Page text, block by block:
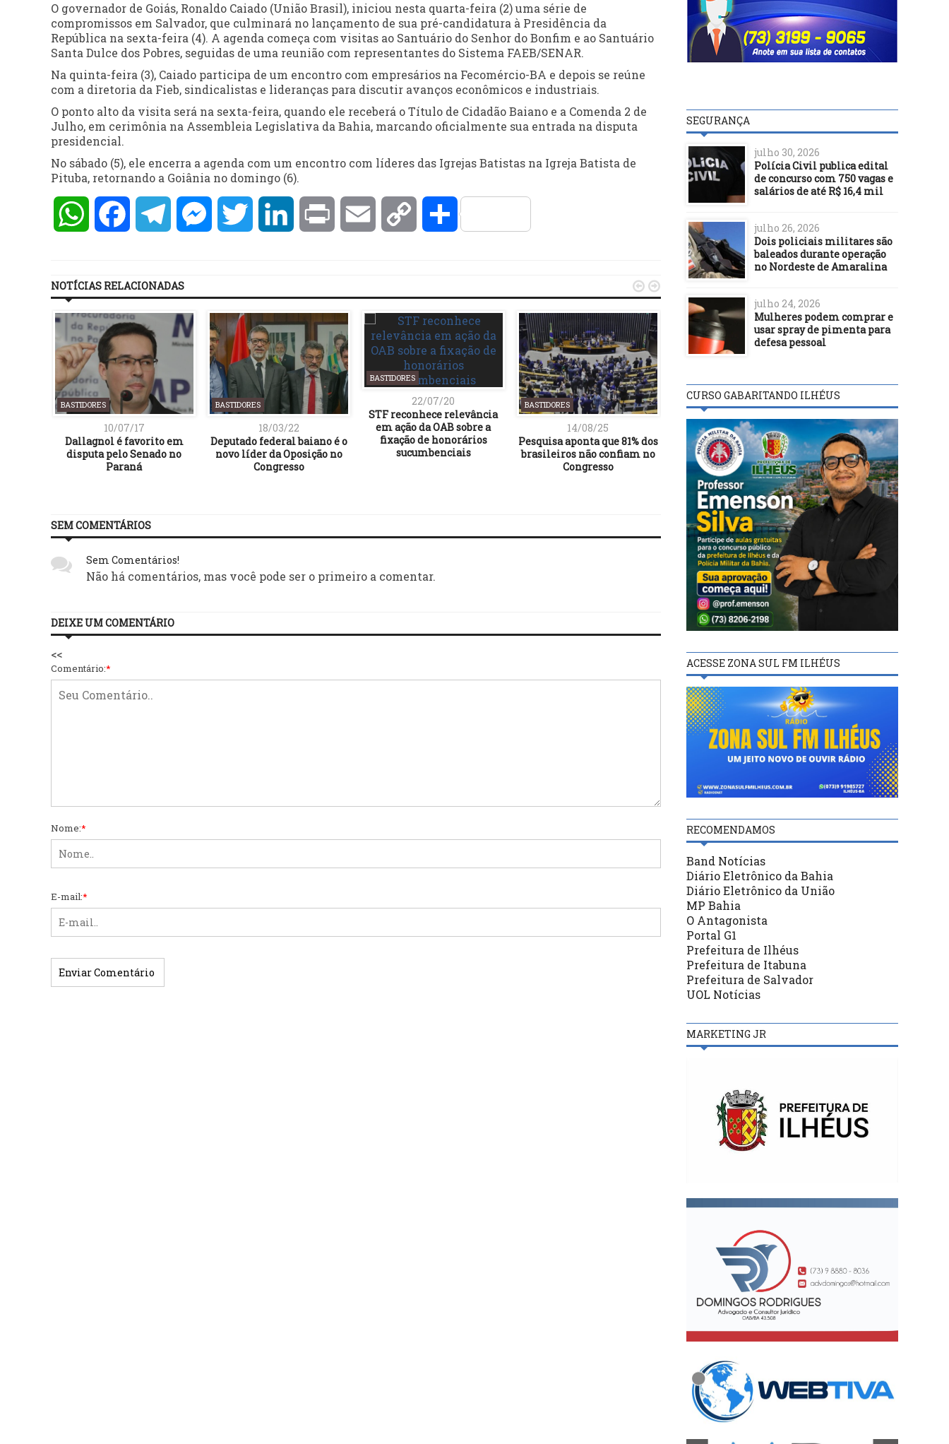
O governador de Goiás, Ronaldo Caiado (União Brasil), iniciou nesta quarta-feira (2) uma série de
compromissos em Salvador, que culminará no lançamento de sua pré-candidatura à Presidência da
República na sexta-feira (4). A agenda começa com visitas ao Santuário do Senhor do Bonfim e ao Santuário
Santa Dulce dos Pobres, seguidas de uma reunião com representantes do Sistema FAEB/SENAR.
Na quinta-feira (3), Caiado participa de um encontro com empresários na Fecomércio-BA e depois se reúne
com a diretoria da Fieb, sindicalistas e lideranças para discutir avanços econômicos e industriais.
O ponto alto da visita será na sexta-feira, quando ele receberá o Título de Cidadão Baiano e a Comenda 2 de
Julho, em cerimônia na Assembleia Legislativa da Bahia, marcando oficialmente sua entrada na disputa
presidencial.
No sábado (5), ele encerra a agenda com um encontro com líderes das Igrejas Batistas na Igreja Batista de
Pituba, retornando a Goiânia no domingo (6).
WhatsAppFacebookTelegramMessengerTwitter LinkedInPrint Email Copy Compartilhar
NOTÍCIAS RELACIONADAS
BASTIDORES
10/07/17
Dallagnol é favorito em
disputa pelo Senado no
Paraná
BASTIDORES
18/03/22
Deputado federal baiano é o
novo líder da Oposição no
Congresso
BASTIDORES
22/07/20
STF reconhece relevância
em ação da OAB sobre a
fixação de honorários
sucumbenciais
BASTIDORES
14/08/25
Pesquisa aponta que 81% dos
brasileiros não confiam no
Congresso
BASTIDORES
18/06/26
Itabuna vai participar da 2ª
edição do Projeto Justiça em
Território – Presença que
Transforma do TJBA
BASTIDORES
02/04/25
Governo anuncia R$
milhões em
fiscais para o FazAtleta
 
SEM COMENTÁRIOS
Sem Comentários!
Não há comentários, mas você pode ser o primeiro a comentar.
DEIXE UM COMENTÁRIO
<<
Comentário:*
Nome:*
E-mail:*
SEGURANÇA
julho 30, 2026
Polícia Civil publica edital
de concurso com 750 vagas e
salários de até R$ 16,4 mil
julho 26, 2026
Dois policiais militares são
baleados durante operação
no Nordeste de Amaralina
julho 24, 2026
Mulheres podem comprar e
usar spray de pimenta para
defesa pessoal
CURSO GABARITANDO ILHÉUS
ACESSE ZONA SUL FM ILHÉUS
RECOMENDAMOS
Band Notícias
Diário Eletrônico da Bahia
Diário Eletrônico da União
MP Bahia
O Antagonista
Portal G1
Prefeitura de Ilhéus
Prefeitura de Itabuna
Prefeitura de Salvador
UOL Notícias
MARKETING JR